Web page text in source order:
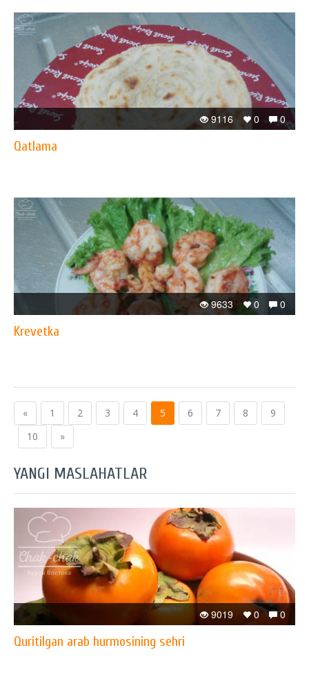
0
0
9116
Qatlama
0
0
9633
Krevetka
« 1 2 3 4 5 6 7 8
9
10
»
YANGI MASLAHATLAR
0
0
9019
Quritilgan arab hurmosining sehri